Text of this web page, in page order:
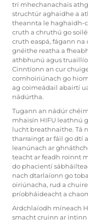
trí mhechanachais
struchtúr aghaidhe a
theannta le haghaidh-
cruth a chruthú go
cruth easpá, fágann na
gnéithe reatha a
athbhunú agus
Cinntíonn an cur
comhoiriúnach go
ag coimeádail abairtí
nádúrtha.
Tugann an nádúr
mhaisín HIFU leathnú
lucht breathnaithe. Tá
tharraingt ar fáil go dtí
leanúnach ar
teacht ar feadh roinnt
do phacientí
nach dtarlaíonn go
oiriúnacha, rud a
príobháideacht a
Ardchlaíodh míneach
smacht cruinn ar intinn